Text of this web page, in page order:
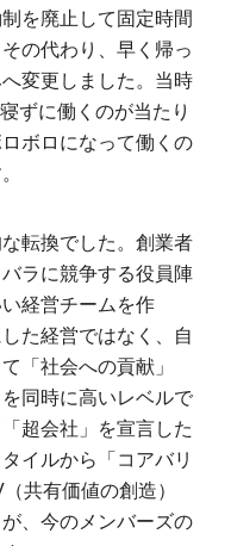
を廃止して固定時間
の代わり、早く帰っ
変更しました。当時
ずに働くのが当たり
ボロになって働くの
転換でした。創業者
ラに競争する役員陣
経営チームを作
た経営ではなく、自
「社会への貢献」
同時に高いレベルで
超会社」を宣言した
イルから「コアバリ
共有価値の創造）
、今のメンバーズの